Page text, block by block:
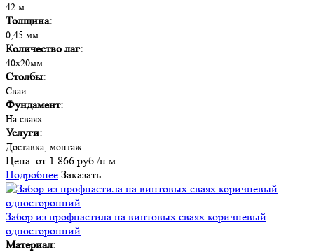
42 м
Толщина:
0,45 мм
Количество лаг:
40х20мм
Столбы:
Сваи
Фундамент:
На сваях
Услуги:
Доставка, монтаж
Цена: от 1 866 руб./п.м.
Подробнее Заказать
Забор из профнастила на винтовых сваях коричневый
односторонний
Материал: